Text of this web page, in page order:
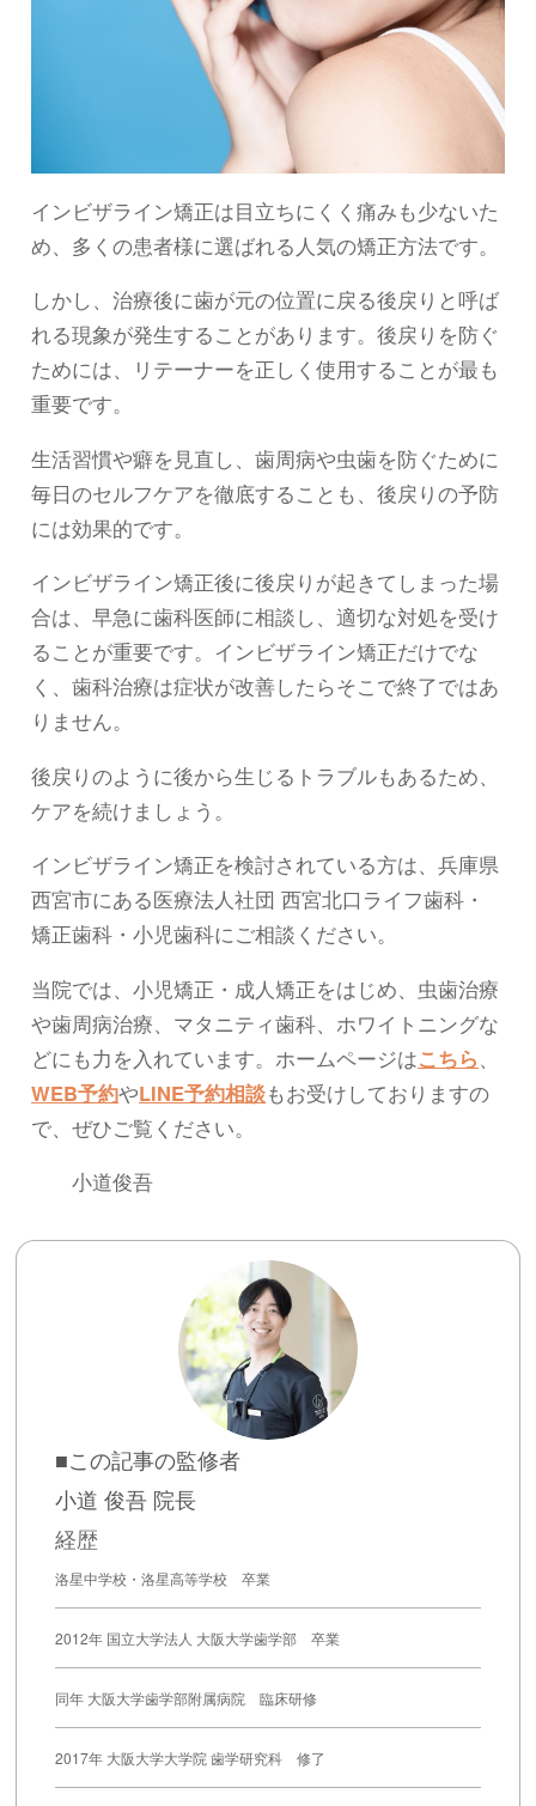
インビザライン矯正は目立ちにくく痛みも少ないた
め、多くの患者様に選ばれる人気の矯正方法です。
しかし、治療後に歯が元の位置に戻る後戻りと呼ば
れる現象が発生することがあります。後戻りを防ぐ
ためには、リテーナーを正しく使用することが最も
重要です。
生活習慣や癖を見直し、歯周病や虫歯を防ぐために
毎日のセルフケアを徹底することも、後戻りの予防
には効果的です。
インビザライン矯正後に後戻りが起きてしまった場
合は、早急に歯科医師に相談し、適切な対処を受け
ることが重要です。インビザライン矯正だけでな
く、歯科治療は症状が改善したらそこで終了ではあ
りません。
後戻りのように後から生じるトラブルもあるため、
ケアを続けましょう。
インビザライン矯正を検討されている方は、兵庫県
西宮市にある医療法人社団 西宮北口ライフ歯科・
矯正歯科・小児歯科にご相談ください。
当院では、小児矯正・成人矯正をはじめ、虫歯治療
や歯周病治療、マタニティ歯科、ホワイトニングな
どにも力を入れています。ホームページはこちら、
WEB予約やLINE予約相談もお受けしておりますの
で、ぜひご覧ください。
小道俊吾
■この記事の監修者
小道 俊吾 院長
経歴
洛星中学校・洛星高等学校 卒業
2012年 国立大学法人 大阪大学歯学部 卒業
同年 大阪大学歯学部附属病院 臨床研修
2017年 大阪大学大学院 歯学研究科 修了